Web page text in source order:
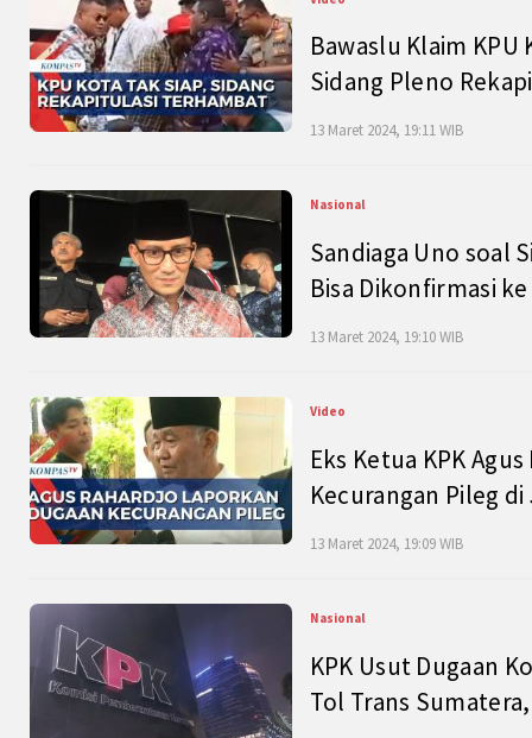
Bawaslu Klaim
Sidang Pleno
13 Maret 2024, 19:11 WIB
Nasional
Sandiaga Uno soal
Bisa Dikonfirmasi
13 Maret 2024, 19:10 WIB
Video
Eks Ketua KPK
Kecurangan Pileg
13 Maret 2024, 19:09 WIB
Nasional
KPK Usut Dugaan
Tol Trans